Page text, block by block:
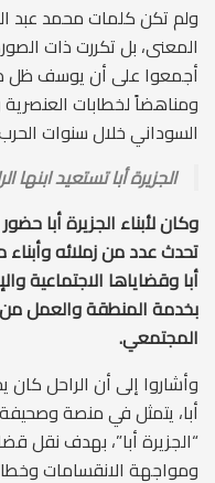
ولم تكن كلمات محمد عبد
المعنى، بل تكررت ذات
أجمعوا على أن يوسف ظل
ومناهضاً لخطابات
السوداني خلال سنوات
الجزيرة أبا تستعيد ابنها
وكان لأبناء الجزيرة أبا
تحدث عدد من زملائه وأبناء
أبا وقضاياها الاجتماعية
بخدمة المنطقة والعمل من
المجتمعي.
وأشاروا إلى أن الراحل كان
أبا، يتمثل في منصة
“الجزيرة أبا”، بهدف نقل
ومواجهة الانقسامات